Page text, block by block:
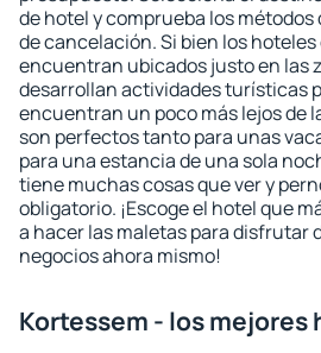
de hotel y comprueba los métodos
de cancelación. Si bien los
encuentran ubicados justo en las
desarrollan actividades turísticas
encuentran un poco más lejos de
son perfectos tanto para unas
para una estancia de una sola
tiene muchas cosas que ver y
obligatorio. ¡Escoge el hotel que
a hacer las maletas para disfrutar
negocios ahora mismo!
Kortessem - los mejores